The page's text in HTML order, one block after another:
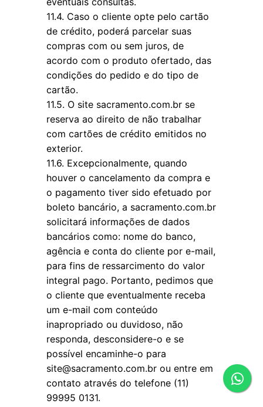
11.4. Caso o cliente opte pelo cartão
de crédito, poderá parcelar suas
compras com ou sem juros, de
acordo com o produto ofertado, das
condições do pedido e do tipo de
cartão.
11.5. O site sacramento.com.br se
reserva ao direito de não trabalhar
com cartões de crédito emitidos no
exterior.
11.6. Excepcionalmente, quando
houver o cancelamento da compra e
o pagamento tiver sido efetuado por
boleto bancário, a sacramento.com.br
solicitará informações de dados
bancários como: nome do banco,
agência e conta do cliente por e-mail,
para fins de ressarcimento do valor
integral pago. Portanto, pedimos que
o cliente que eventualmente receba
um e-mail com conteúdo
inapropriado ou duvidoso, não
responda, desconsidere-o e se
possível encaminhe-o para
site@sacramento.com.br ou entre em
contato através do telefone (11)
99995 0131.